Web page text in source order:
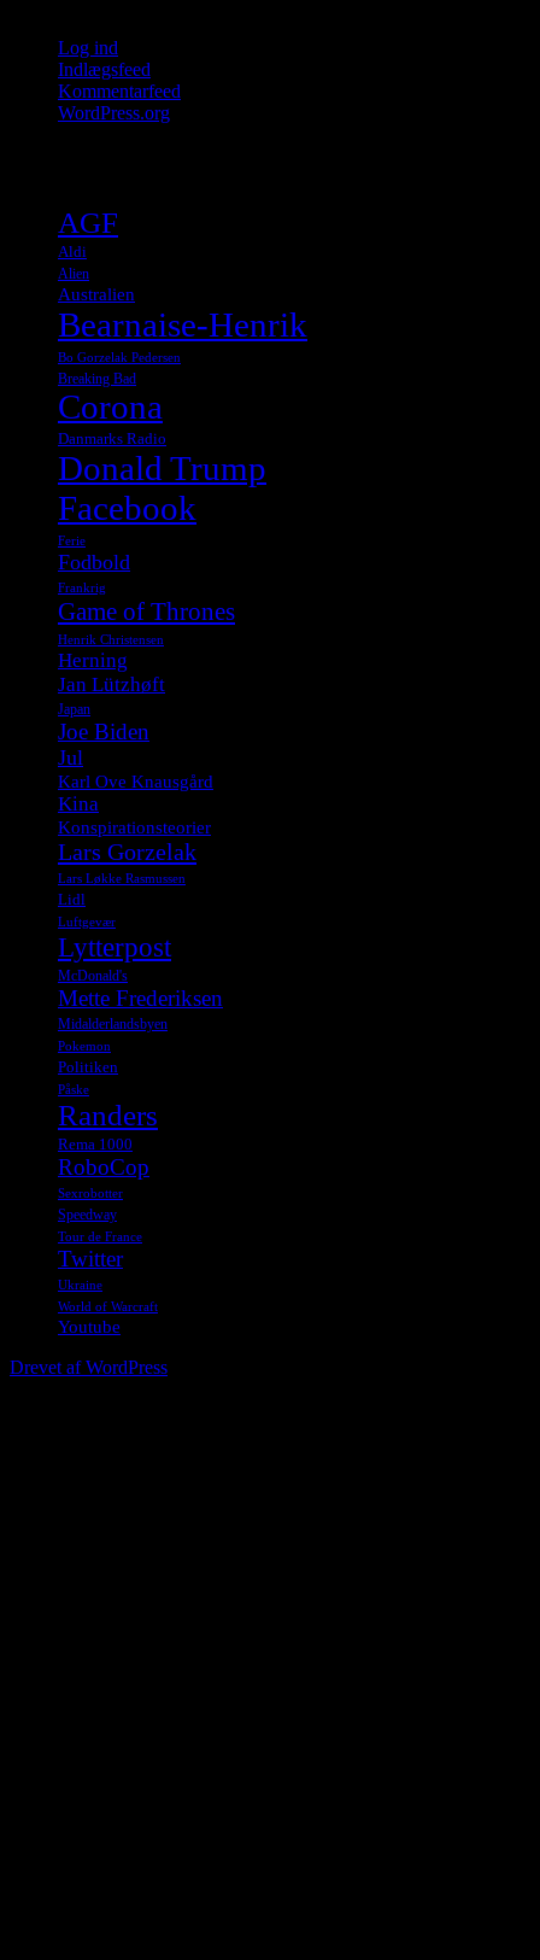
Log ind
Indlægsfeed
Kommentarfeed
WordPress.org
AGF
Aldi
Alien
Australien
Bearnaise-Henrik
Bo Gorzelak Pedersen
Breaking Bad
Corona
Danmarks Radio
Donald Trump
Facebook
Ferie
Fodbold
Frankrig
Game of Thrones
Henrik Christensen
Herning
Jan Lützhøft
Japan
Joe Biden
Jul
Karl Ove Knausgård
Kina
Konspirationsteorier
Lars Gorzelak
Lars Løkke Rasmussen
Lidl
Luftgevær
Lytterpost
McDonald's
Mette Frederiksen
Midalderlandsbyen
Pokemon
Politiken
Påske
Randers
Rema 1000
RoboCop
Sexrobotter
Speedway
Tour de France
Twitter
Ukraine
World of Warcraft
Youtube
Drevet af WordPress